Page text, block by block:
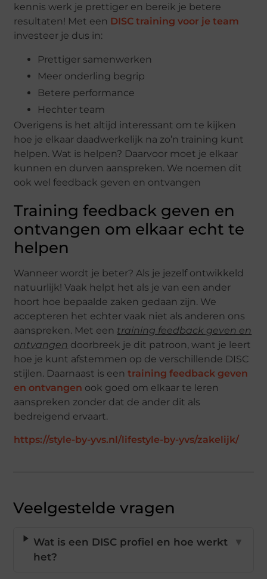
kennis werk je prettiger en bereik je betere
resultaten! Met een DISC training voor je team
investeer je dus in:
Prettiger samenwerken
Meer onderling begrip
Betere performance
Hechter team
Overigens is het altijd interessant om te kijken
hoe je elkaar daadwerkelijk na zo’n training kunt
helpen. Wat is helpen? Daarvoor moet je elkaar
kunnen en durven aanspreken. We noemen dit
ook wel feedback geven en ontvangen
Training feedback geven en
ontvangen om elkaar echt te
helpen
Wanneer wordt je beter? Als je jezelf ontwikkeld
natuurlijk! Vaak helpt het als je van een ander
hoort hoe bepaalde zaken gedaan zijn. We
accepteren het echter vaak niet als anderen ons
aanspreken. Met een training feedback geven en
ontvangen doorbreek je dit patroon, want je leert
hoe je kunt afstemmen op de verschillende DISC
stijlen. Daarnaast is eentraining feedback geven
en ontvangen ook goed om elkaar te leren
aanspreken zonder dat de ander dit als
bedreigend ervaart.
https://style-by-yvs.nl/lifestyle-by-yvs/zakelijk/
Veelgestelde vragen
Wat is een DISC profiel en hoe werkt
het?
▼